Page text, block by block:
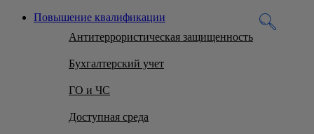
Повышение квалификации
Антитеррористическая защищенность
Бухгалтерский учет
ГО и ЧС
Доступная среда